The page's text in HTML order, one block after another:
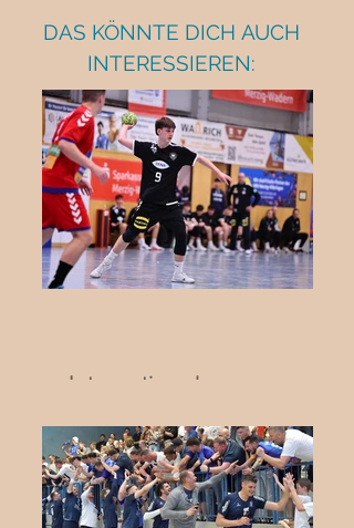
DAS KÖNNTE DICH AUCH
INTERESSIEREN:
Internationaler
Deutschland trifft auf die
Schweiz